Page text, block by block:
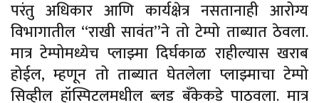
परंतु अधिकार आणि कार्यक्षेत्र नसतानाही आरोग्य
विभागातील “राखी सावंत”ने तो टेम्पो ताब्यात ठेवला.
मात्र टेम्पोमध्येच प्लाझ्मा दिर्घकाळ राहील्यास खराब
होईल, म्हणून तो ताब्यात घेतलेला प्लाझ्माचा टेम्पो
सिव्हील हॉस्पिटलमधील ब्लड बँकेकडे पाठवला. मात्र